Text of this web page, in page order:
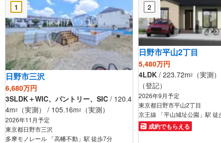
1
日野市三沢
6,680万円
3SLDK＋WIC、パントリー、SIC / 120.4
4m2 （実測） / 105.16m2 （実測）
2026年11月予定
東京都日野市三沢
多摩モノレール 「高幡不動」駅 徒歩7分
2
日野市平山2丁目
5,480万円
4LDK / 223.72m2
（実測
（登記）
2026年9月予定
東京都日野市平山2丁目
京王線 「平山城址公園」駅 徒
成約でもらえる